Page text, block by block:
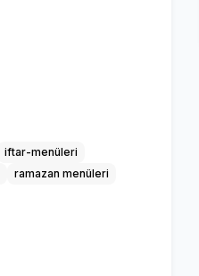
iftar-menüleri
ramazan menüleri